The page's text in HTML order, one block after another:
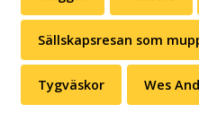
Sällskapsresan som
Tygväskor Wes